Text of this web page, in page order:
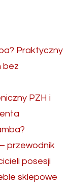
Praktyczny
bez
PZH i
przewodnik
posesji
sklepowe